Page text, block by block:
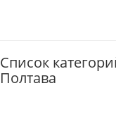
Список
Полтава